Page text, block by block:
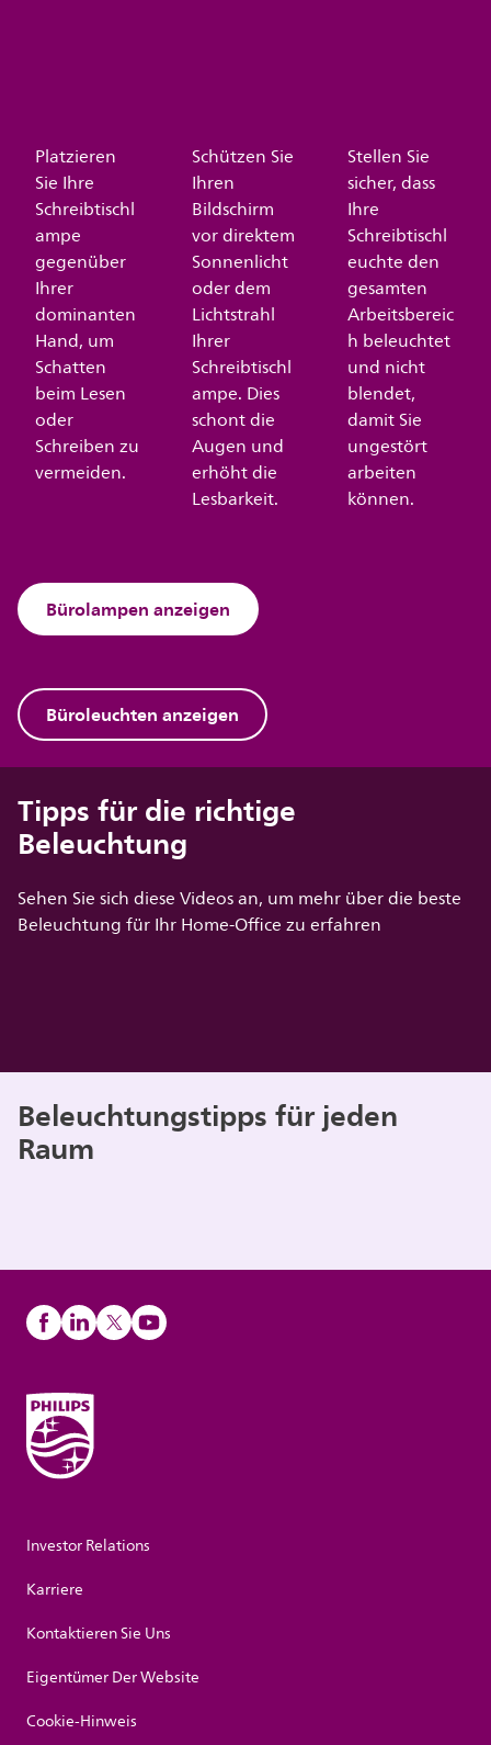
Platzieren
Sie Ihre
Schreibtischl
ampe
gegenüber
Ihrer
dominanten
Hand, um
Schatten
beim Lesen
oder
Schreiben zu
vermeiden.
Schützen Sie
Ihren
Bildschirm
vor direktem
Sonnenlicht
oder dem
Lichtstrahl
Ihrer
Schreibtischl
ampe. Dies
schont die
Augen und
erhöht die
Lesbarkeit.
Stellen Sie
sicher, dass
Ihre
Schreibtischl
euchte den
gesamten
Arbeitsbereic
h beleuchtet
und nicht
blendet,
damit Sie
ungestört
arbeiten
können.
Bürolampen anzeigen
Büroleuchten anzeigen
Tipps für die richtige
Beleuchtung
Sehen Sie sich diese Videos an, um mehr über die beste
Beleuchtung für Ihr Home-Office zu erfahren
Beleuchtungstipps für jeden
Raum
Investor Relations
Karriere
Kontaktieren Sie Uns
Eigentümer Der Website
Cookie-Hinweis